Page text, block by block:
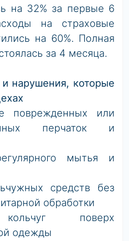
на 32% за первые 6
на страховые
на 60%. Полная
за 4 месяца.
нарушения, которые
поврежденных или
перчаток и
мытья и
средств без
обработки
поверх
одежды